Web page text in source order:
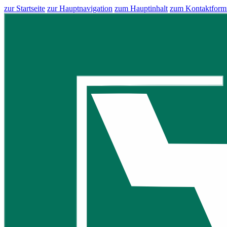
zur Startseite zur Hauptnavigation zum Hauptinhalt zum